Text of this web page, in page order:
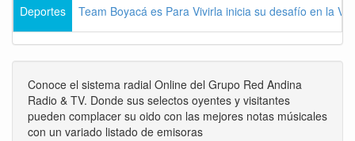
Deportes Team Boyacá es Para Vivirla inicia su desafío en la
Conoce el sistema radial Online del Grupo Red Andina
Radio & TV. Donde sus selectos oyentes y visitantes
pueden complacer su oido con las mejores notas músicales
con un variado listado de emisoras